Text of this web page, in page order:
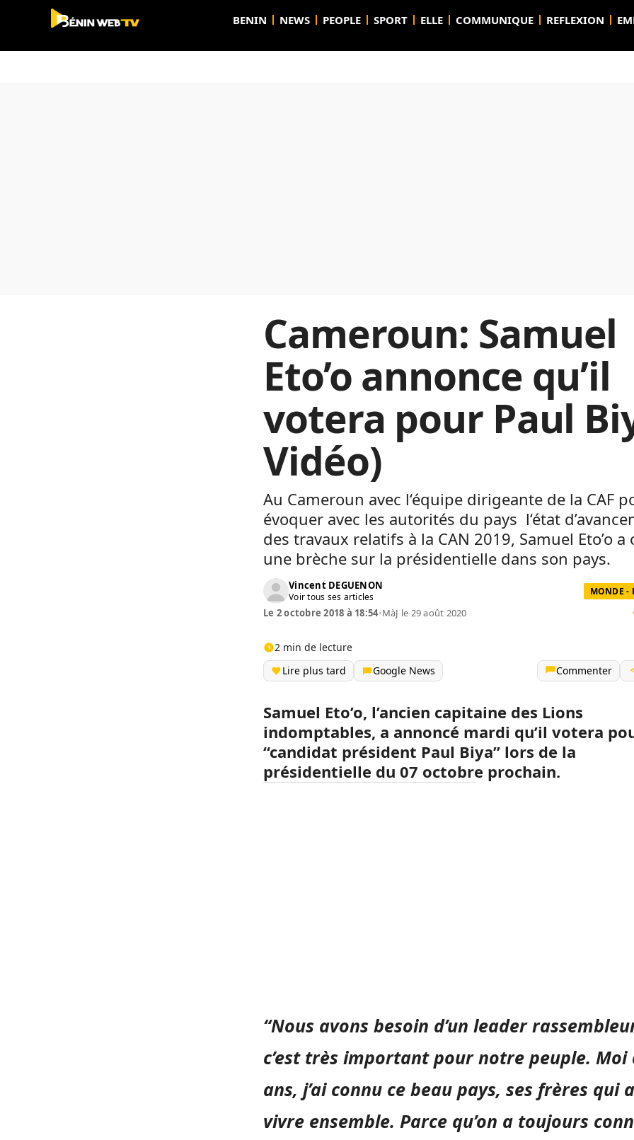
BENIN NEWS PEOPLE SPORT ELLE COMMUNIQUE REFLEXION
Cameroun: Samuel
Eto’o annonce qu’il
votera pour Paul
Vidéo)
Au Cameroun avec l‘équipe dirigeante de la CAF
évoquer avec les autorités du pays l‘état
des travaux relatifs à la CAN 2019, Samuel Eto’o a
une brèche sur la présidentielle dans son pays.
Vincent DEGUENON
Voir tous ses articles MONDE -
Le 2 octobre 2018 à 18:54•MàJ le 29 août 2020
2 min de lecture
Lire plus tard
Google News Commenter
Samuel Eto’o, l’ancien capitaine des Lions
indomptables, a annoncé mardi qu’il votera
“candidat président Paul Biya” lors de la
présidentielle du 07 octobre prochain.
“Nous avons besoin d’un leader
c’est très important pour notre peuple. Moi
ans, j’ai connu ce beau pays, ses frères qui
vivre ensemble. Parce qu’on a toujours